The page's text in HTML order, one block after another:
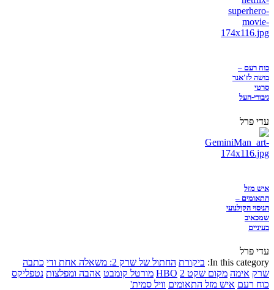
כוח רעם –
בושה לז'אנר
סרטי
גיבורי-העל
עדי פרל
איש מזל
התאומים –
הניסוי הקולנועי
שמכאיב
בעיניים
עדי פרל
In this category: ביקורת החתול של שרק 2: משאלה אחת ודי
כתבה
שרק אימה מקום שקט 2 HBO מורטל קומבט אהבה ומפלצות נטפליקס
כוח רעם איש מזל התאומים וויל סמית'